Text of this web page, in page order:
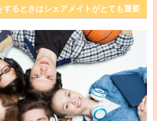
するときはシェアメイトがとても重要